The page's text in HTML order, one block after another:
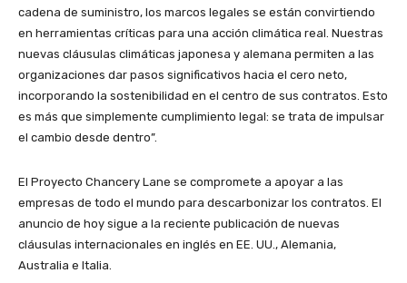
cadena de suministro, los marcos legales se están convirtiendo
en herramientas críticas para una acción climática real. Nuestras
nuevas cláusulas climáticas japonesa y alemana permiten a las
organizaciones dar pasos significativos hacia el cero neto,
incorporando la sostenibilidad en el centro de sus contratos. Esto
es más que simplemente cumplimiento legal: se trata de impulsar
el cambio desde dentro”.
El Proyecto Chancery Lane se compromete a apoyar a las
empresas de todo el mundo para descarbonizar los contratos. El
anuncio de hoy sigue a la reciente publicación de nuevas
cláusulas internacionales en inglés en EE. UU., Alemania,
Australia e Italia.